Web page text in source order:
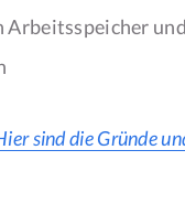
Arbeitsspeicher
sind die Gründe